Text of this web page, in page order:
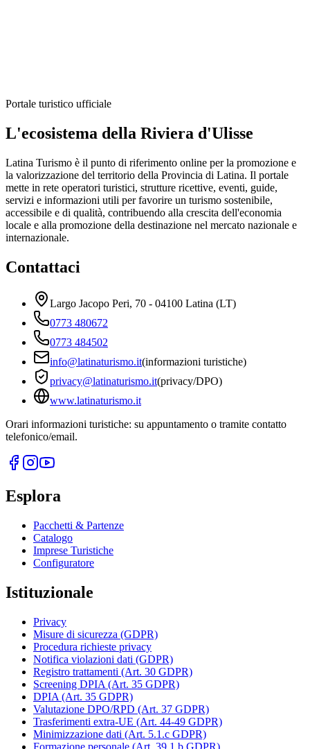
Portale turistico ufficiale
L'ecosistema della Riviera d'Ulisse
Latina Turismo è il punto di riferimento online per la promozione e
la valorizzazione del territorio della Provincia di Latina. Il portale
mette in rete operatori turistici, strutture ricettive, eventi, guide,
servizi e informazioni utili per favorire un turismo sostenibile,
accessibile e di qualità, contribuendo alla crescita dell'economia
locale e alla promozione della destinazione nel mercato nazionale e
internazionale.
Contattaci
Largo Jacopo Peri, 70 - 04100 Latina (LT)
0773 480672
0773 484502
info@latinaturismo.it(informazioni turistiche)
privacy@latinaturismo.it(privacy/DPO)
www.latinaturismo.it
Orari informazioni turistiche: su appuntamento o tramite contatto
telefonico/email.
Esplora
Pacchetti & Partenze
Catalogo
Imprese Turistiche
Configuratore
Istituzionale
Privacy
Misure di sicurezza (GDPR)
Procedura richieste privacy
Notifica violazioni dati (GDPR)
Registro trattamenti (Art. 30 GDPR)
Screening DPIA (Art. 35 GDPR)
DPIA (Art. 35 GDPR)
Valutazione DPO/RPD (Art. 37 GDPR)
Trasferimenti extra-UE (Art. 44-49 GDPR)
Minimizzazione dati (Art. 5.1.c GDPR)